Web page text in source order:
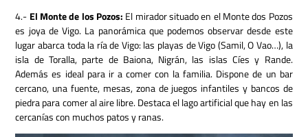
4.- El Monte de los Pozos: El mirador situado en el Monte dos Pozos
es joya de Vigo. La panorámica que podemos observar desde este
lugar abarca toda la ría de Vigo: las playas de Vigo (Samil, O Vao…), la
isla de Toralla, parte de Baiona, Nigrán, las islas Cíes y Rande.
Además es ideal para ir a comer con la familia. Dispone de un bar
cercano, una fuente, mesas, zona de juegos infantiles y bancos de
piedra para comer al aire libre. Destaca el lago artificial que hay en las
cercanías con muchos patos y ranas.